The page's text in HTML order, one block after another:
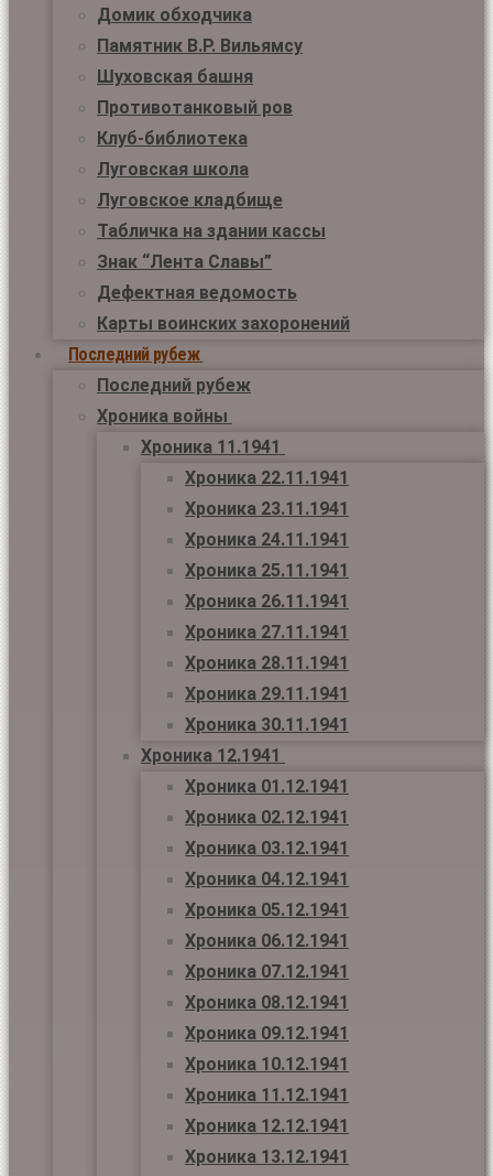
Домик обходчика
Памятник В.Р. Вильямсу
Шуховская башня
Противотанковый ров
Клуб-библиотека
Луговская школа
Луговское кладбище
Табличка на здании кассы
Знак “Лента Славы”
Дефектная ведомость
Карты воинских захоронений
Последний рубеж
Последний рубеж
Хроника войны
Хроника 11.1941
Хроника 22.11.1941
Хроника 23.11.1941
Хроника 24.11.1941
Хроника 25.11.1941
Хроника 26.11.1941
Хроника 27.11.1941
Хроника 28.11.1941
Хроника 29.11.1941
Хроника 30.11.1941
Хроника 12.1941
Хроника 01.12.1941
Хроника 02.12.1941
Хроника 03.12.1941
Хроника 04.12.1941
Хроника 05.12.1941
Хроника 06.12.1941
Хроника 07.12.1941
Хроника 08.12.1941
Хроника 09.12.1941
Хроника 10.12.1941
Хроника 11.12.1941
Хроника 12.12.1941
Хроника 13.12.1941